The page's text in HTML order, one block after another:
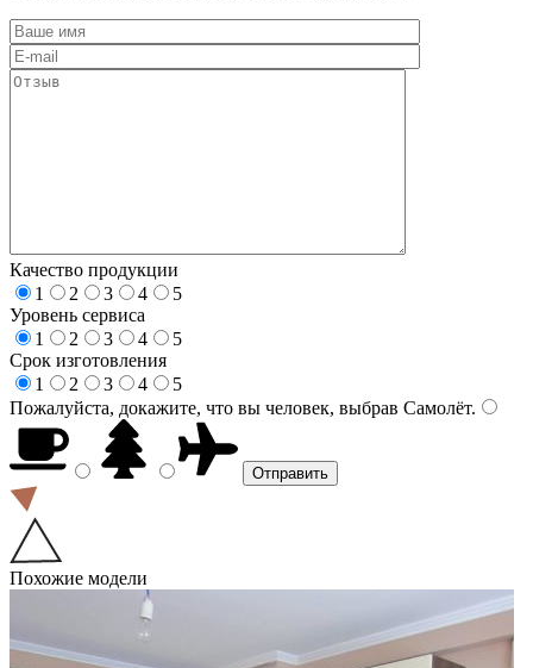
Качество продукции
1
2 3 4
5
Уровень сервиса
1
2 3 4
5
Срок изготовления
1
2 3 4
5
Пожалуйста, докажите, что вы человек, выбрав Самолёт.
Похожие модели